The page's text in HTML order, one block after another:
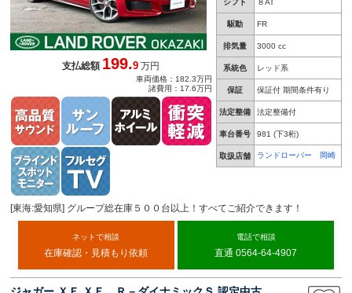
シフト ８AT
駆動 FR
排気量 3000 cc
系統色 レッド系
保証 保証付 期間条件有り
法定整備 法定整備付
車台番号 981 (下3桁)
取扱店舗 ランドローバー 岡崎
支払総額199.9 万円
車両価格：182.3万円
諸費用：17.6万円
[東海:愛知県] グループ総在庫５００台以上！すべてご紹介できます！
ネットで相談
在庫確認・見積もり依頼
電話で相談
直通 0564-64-4907